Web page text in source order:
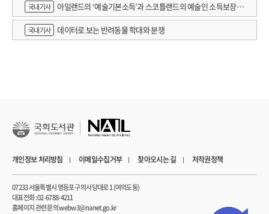
국내기사
아일랜드의 ‘예술기본소득’과 스코틀랜드의 예술인 소득보장정
책 논의
국내기사 데이터로 보는 반려동물 학대와 분쟁
개인정보 처리방침 이메일수집거부 찾아오시는 길 저작권정책
07233 서울특별시 영등포구 의사당대로 1 (여의도동)
대표전화 : 02-6788-4211
홈페이지 관련 문의 webw3@nanet.go.kr